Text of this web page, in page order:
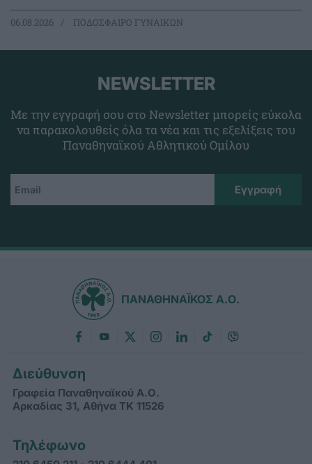
06.08.2026 ΠΟΔΟΣΦΑΙΡΟ ΓΥΝΑΙΚΩΝ
NEWSLETTER
Με την εγγραφή σου στο Newsletter μπορείς εύκολα
να παρακολουθείς όλα τα νέα και τις εξελίξεις του
Παναθηναϊκού Αθλητικού Ομίλου
ΠΑΝΑΘΗΝΑΪΚΟΣ Α.Ο.
Διεύθυνση
Γραφεία Παναθηναϊκού Α.Ο.
Αρκαδίας 31, Αθήνα ΤΚ 11526
Τηλέφωνο